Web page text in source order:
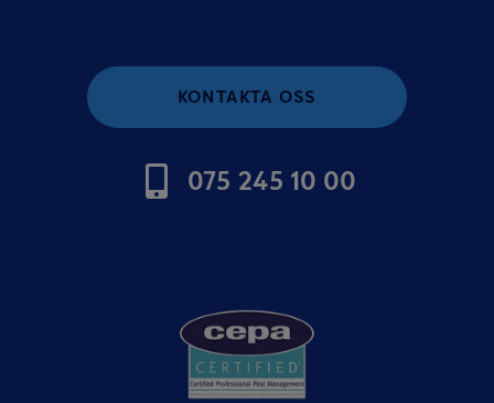
KONTAKTA OSS
075 245 10 00